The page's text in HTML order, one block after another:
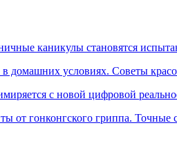
каникулы становятся
домашних условиях. Советы
с новой цифровой
от гонконгского гриппа.